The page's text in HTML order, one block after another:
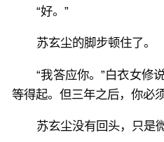
“好。”
苏玄尘的脚步顿住了。
“我答应你。”白衣女修
等得起。但三年之后，你必
苏玄尘没有回头，只是